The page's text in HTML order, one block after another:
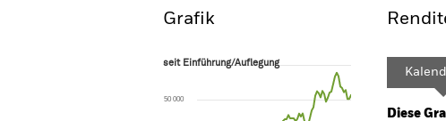
Grafik
seit Einführung/Auflegung
The chart has 1 X axis displaying Time. Range:
The chart has 1 Y axis displaying values. Range: 0 to
seit Einführung/Auflegung
50 000
Diese